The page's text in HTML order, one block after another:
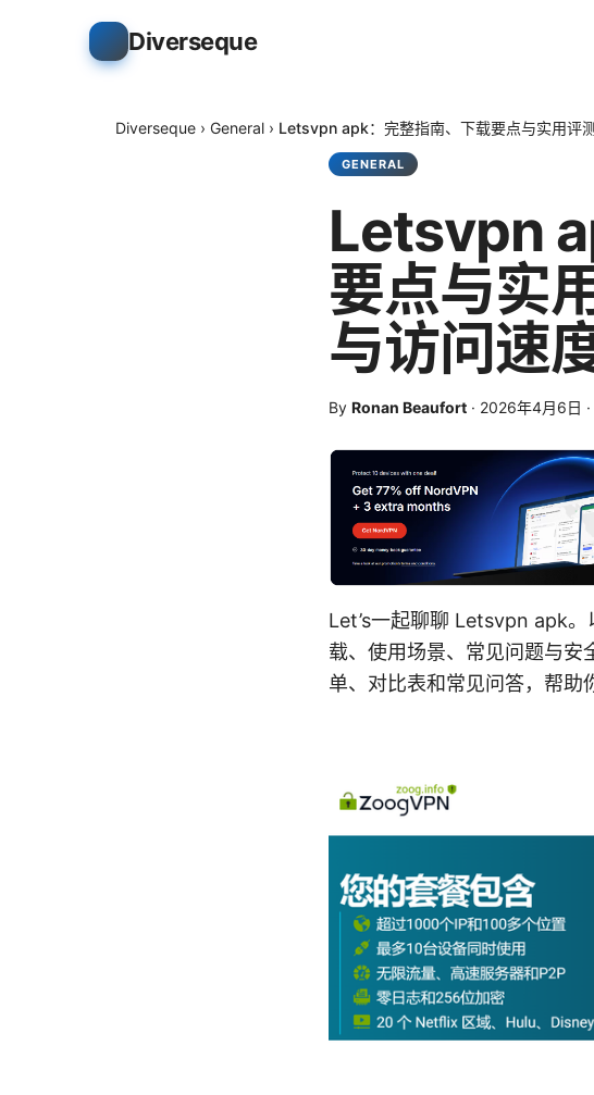
Diverseque
Diverseque › General › Letsvpn apk：完整指南、下载要点与实用评
GENERAL
Letsvpn
要点与实
与访问速
By Ronan Beaufort · 2026年4月6日 ·
Let’s一起聊聊 Letsvpn apk
载、使用场景、常见问题与安
单、对比表和常见问答，帮助